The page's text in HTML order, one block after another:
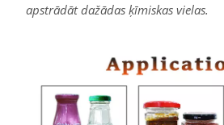
apstrādāt dažādas ķīmiskas vielas.